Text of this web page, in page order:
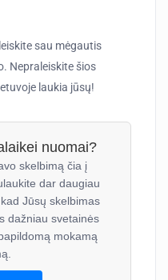
sau mėgautis
Nepraleiskite šios
laukia jūsų!
nuomai?
skelbimą čia į
dar daugiau
Jūsų skelbimas
dažniau svetainės
mokamą